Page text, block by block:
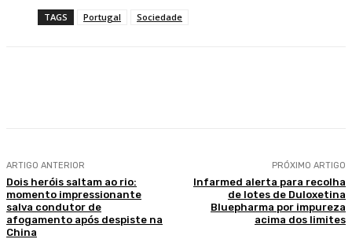
TAGS Portugal Sociedade
ARTIGO ANTERIOR
Dois heróis saltam ao rio:
momento impressionante
salva condutor de
afogamento após despiste na
China
PRÓXIMO ARTIGO
Infarmed alerta para recolha
de lotes de Duloxetina
Bluepharma por impureza
acima dos limites